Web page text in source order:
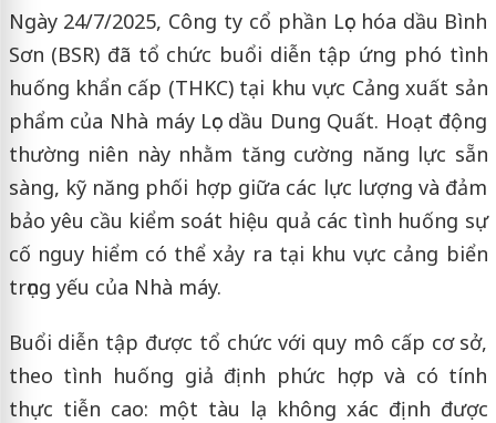
Ngày 24/7/2025, Công ty cổ phần Lọc hóa dầu Bình
Sơn (BSR) đã tổ chức buổi diễn tập ứng phó tình
huống khẩn cấp (THKC) tại khu vực Cảng xuất sản
phẩm của Nhà máy Lọc dầu Dung Quất. Hoạt động
thường niên này nhằm tăng cường năng lực sẵn
sàng, kỹ năng phối hợp giữa các lực lượng và đảm
bảo yêu cầu kiểm soát hiệu quả các tình huống sự
cố nguy hiểm có thể xảy ra tại khu vực cảng biển
trọng yếu của Nhà máy.
Buổi diễn tập được tổ chức với quy mô cấp cơ sở,
theo tình huống giả định phức hợp và có tính
thực tiễn cao: một tàu lạ không xác định được